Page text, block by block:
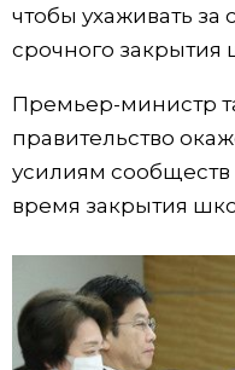
От редакции
чтобы ухаживать за
срочного закрытия
Премьер-министр
правительство
усилиям сообществ
время закрытия